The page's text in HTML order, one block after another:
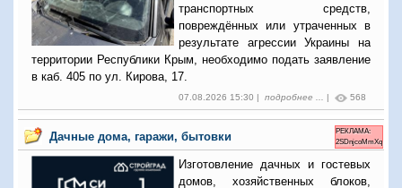
транспортных средств,
повреждённых или утраченных в
результате агрессии Украины на
территории Республики Крым, необходимо подать заявление
в каб. 405 по ул. Кирова, 17.
07.08.2026 15:30 | подробнее ... | 568
Дачные дома, гаражи, бытовки
РЕКЛАМА:
2SDnjcoMmXq
Изготовление дачных и гостевых
домов, хозяйственных блоков,